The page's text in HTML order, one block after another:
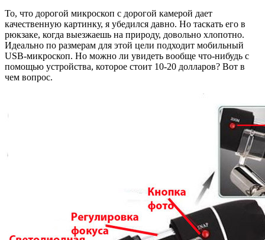
То, что дорогой микроскоп с дорогой камерой дает
качественную картинку, я убедился давно. Но таскать его в
рюкзаке, когда выезжаешь на природу, довольно хлопотно.
Идеально по размерам для этой цели подходит мобильный
USB-микроскоп. Но можно ли увидеть вообще что-нибудь с
помощью устройства, которое стоит 10-20 долларов? Вот в
чем вопрос.